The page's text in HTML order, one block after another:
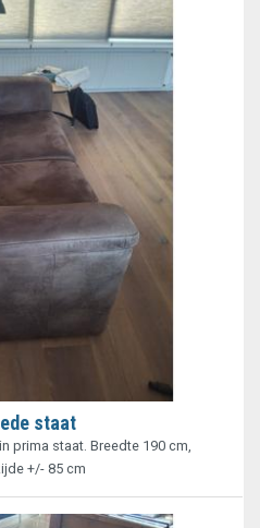
staat
prima staat. Breedte 190 cm,
+/- 85 cm